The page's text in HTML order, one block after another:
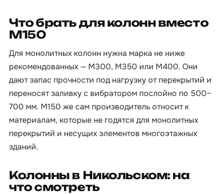
Что брать для колонн вместо
М150
Для монолитных колонн нужна марка не ниже
рекомендованных — М300, М350 или М400. Они
дают запас прочности под нагрузку от перекрытий и
переносят заливку с вибратором послойно по 500–
700 мм. М150 же сам производитель относит к
материалам, которые не годятся для монолитных
перекрытий и несущих элементов многоэтажных
зданий.
Колонны в Никольском: на
что смотреть